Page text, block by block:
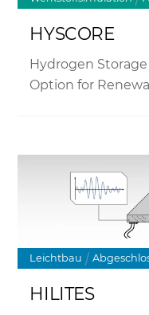
HYSCORE
Hydrogen
Option for
Leichtbau
HILITES